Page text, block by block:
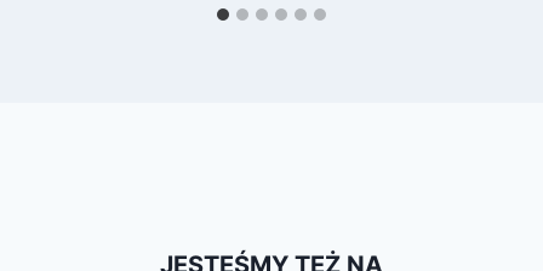
JESTEŚMY TEŻ NA